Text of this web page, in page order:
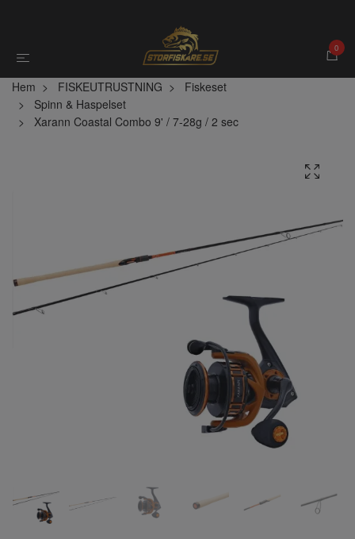
0
Hem FISKEUTRUSTNING
Fiskeset
Spinn & Haspelset
Xarann Coastal Combo 9' / 7-28g / 2 sec